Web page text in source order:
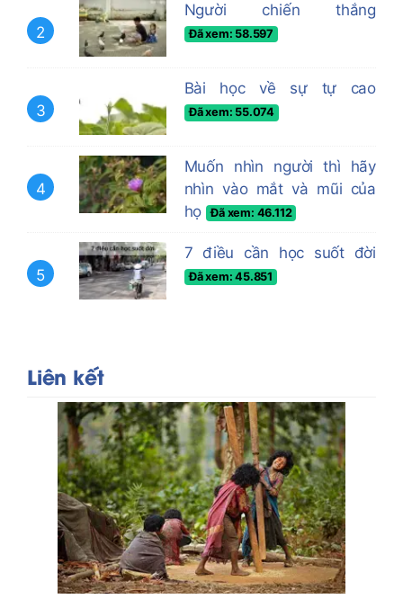
2
Người chiến thắng
Đã xem: 58.597
3
Bài học về sự tự cao
Đã xem: 55.074
4
Muốn nhìn người thì hãy
nhìn vào mắt và mũi của
họ
Đã xem: 46.112
5
7 điều cần học suốt đời
Đã xem: 45.851
Liên kết